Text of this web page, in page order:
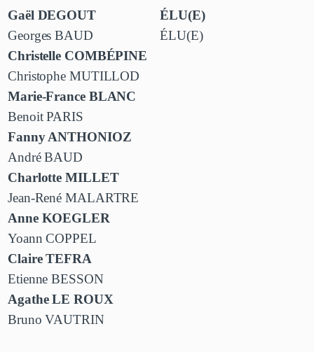
Gaël DEGOUT
ÉLU(E)
Georges BAUD
ÉLU(E)
Christelle COMBÉPINE
Christophe MUTILLOD
Marie-France BLANC
Benoit PARIS
Fanny ANTHONIOZ
André BAUD
Charlotte MILLET
Jean-René MALARTRE
Anne KOEGLER
Yoann COPPEL
Claire TEFRA
Etienne BESSON
Agathe LE ROUX
Bruno VAUTRIN